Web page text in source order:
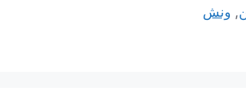
, ونش